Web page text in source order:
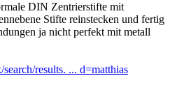
DIN Zentrierstifte mit
Stifte reinstecken und fertig
ja nicht perfekt mit metall
results. ... d=matthias